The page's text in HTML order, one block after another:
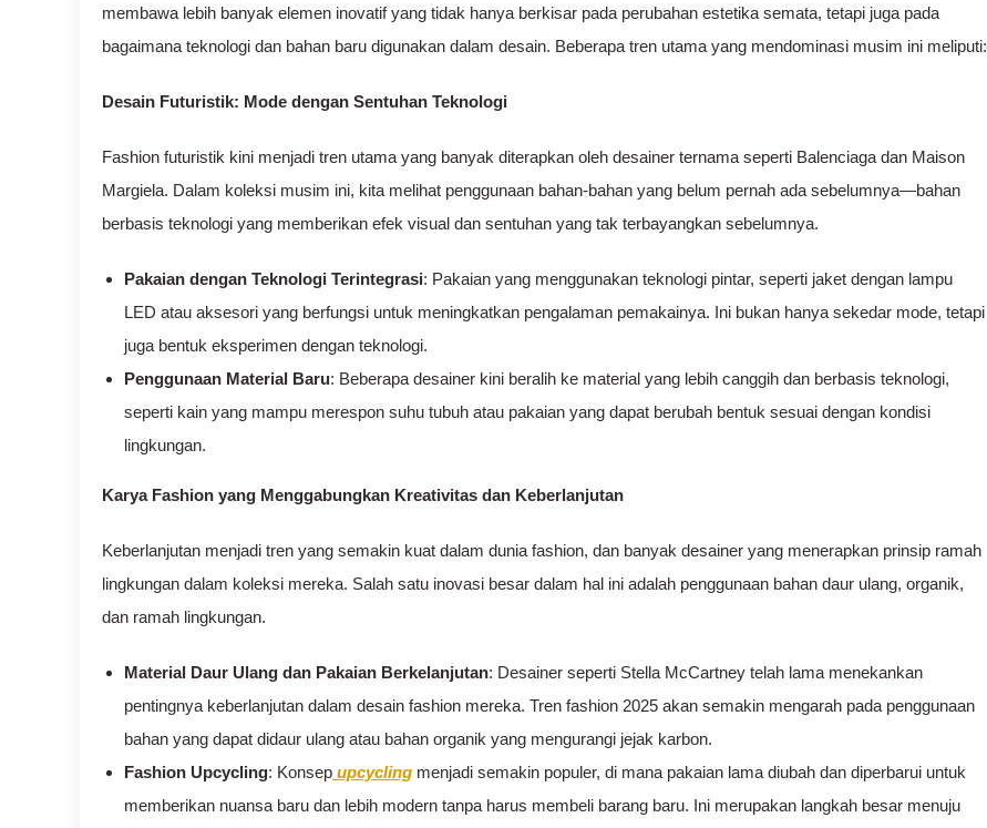
membawa lebih banyak elemen inovatif yang tidak hanya berkisar pada perubahan estetika semata, tetapi juga pada
bagaimana teknologi dan bahan baru digunakan dalam desain. Beberapa tren utama yang mendominasi musim ini meliputi:
Desain Futuristik: Mode dengan Sentuhan Teknologi
Fashion futuristik kini menjadi tren utama yang banyak diterapkan oleh desainer ternama seperti Balenciaga dan Maison
Margiela. Dalam koleksi musim ini, kita melihat penggunaan bahan-bahan yang belum pernah ada sebelumnya—bahan
berbasis teknologi yang memberikan efek visual dan sentuhan yang tak terbayangkan sebelumnya.
Pakaian dengan Teknologi Terintegrasi: Pakaian yang menggunakan teknologi pintar, seperti jaket dengan lampu
LED atau aksesori yang berfungsi untuk meningkatkan pengalaman pemakainya. Ini bukan hanya sekedar mode, tetapi
juga bentuk eksperimen dengan teknologi.
Penggunaan Material Baru: Beberapa desainer kini beralih ke material yang lebih canggih dan berbasis teknologi,
seperti kain yang mampu merespon suhu tubuh atau pakaian yang dapat berubah bentuk sesuai dengan kondisi
lingkungan.
Karya Fashion yang Menggabungkan Kreativitas dan Keberlanjutan
Keberlanjutan menjadi tren yang semakin kuat dalam dunia fashion, dan banyak desainer yang menerapkan prinsip ramah
lingkungan dalam koleksi mereka. Salah satu inovasi besar dalam hal ini adalah penggunaan bahan daur ulang, organik,
dan ramah lingkungan.
Material Daur Ulang dan Pakaian Berkelanjutan: Desainer seperti Stella McCartney telah lama menekankan
pentingnya keberlanjutan dalam desain fashion mereka. Tren fashion 2025 akan semakin mengarah pada penggunaan
bahan yang dapat didaur ulang atau bahan organik yang mengurangi jejak karbon.
Fashion Upcycling: Konsep upcycling menjadi semakin populer, di mana pakaian lama diubah dan diperbarui untuk
memberikan nuansa baru dan lebih modern tanpa harus membeli barang baru. Ini merupakan langkah besar menuju